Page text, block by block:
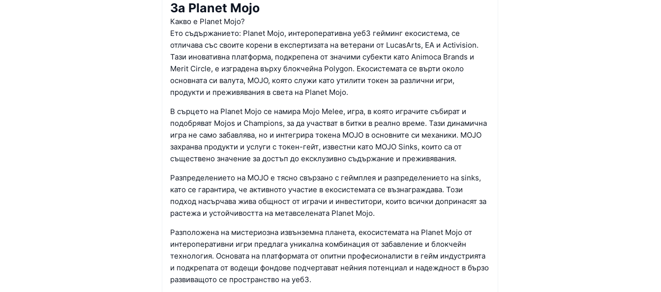
За Planet Mojo
Какво е Planet Mojo?
Ето съдържанието: Planet Mojo, интероперативна уеб3 гейминг екосистема, се
отличава със своите корени в експертизата на ветерани от LucasArts, EA и Activision.
Тази иновативна платформа, подкрепена от значими субекти като Animoca Brands и
Merit Circle, е изградена върху блокчейна Polygon. Екосистемата се върти около
основната си валута, MOJO, която служи като утилити токен за различни игри,
продукти и преживявания в света на Planet Mojo.
В сърцето на Planet Mojo се намира Mojo Melee, игра, в която играчите събират и
подобряват Mojos и Champions, за да участват в битки в реално време. Тази динамична
игра не само забавлява, но и интегрира токена MOJO в основните си механики. MOJO
захранва продукти и услуги с токен-гейт, известни като MOJO Sinks, които са от
съществено значение за достъп до ексклузивно съдържание и преживявания.
Разпределението на MOJO е тясно свързано с геймплея и разпределението на sinks,
като се гарантира, че активното участие в екосистемата се възнаграждава. Този
подход насърчава жива общност от играчи и инвеститори, които всички допринасят за
растежа и устойчивостта на метавселената Planet Mojo.
Разположена на мистериозна извънземна планета, екосистемата на Planet Mojo от
интероперативни игри предлага уникална комбинация от забавление и блокчейн
технология. Основата на платформата от опитни професионалисти в гейм индустрията
и подкрепата от водещи фондове подчертават нейния потенциал и надеждност в бързо
развиващото се пространство на уеб3.